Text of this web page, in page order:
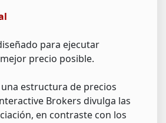
para ejecutar
precio posible.
estructura de precios
Brokers divulga las
en contraste con los